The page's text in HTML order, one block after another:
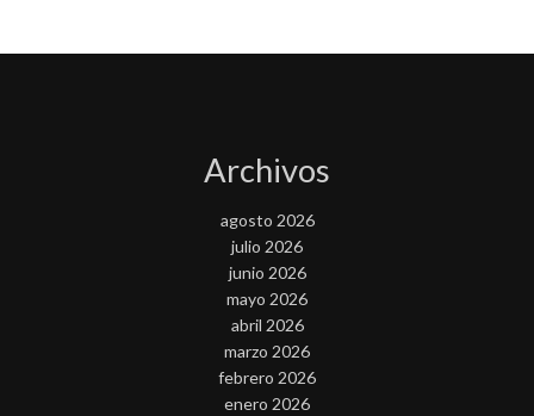
Archivos
agosto 2026
julio 2026
junio 2026
mayo 2026
abril 2026
marzo 2026
febrero 2026
enero 2026